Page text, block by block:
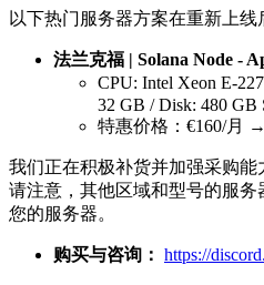
以下热门服务器方案在重新上线
法兰克福 | Solana Node -
CPU: Intel Xeon E-
32 GB / Disk: 480 GB
特惠价格：€160/月 →
我们正在积极补货并加强采购能
请注意，其他区域和型号的服
您的服务器。
购买与咨询： https://